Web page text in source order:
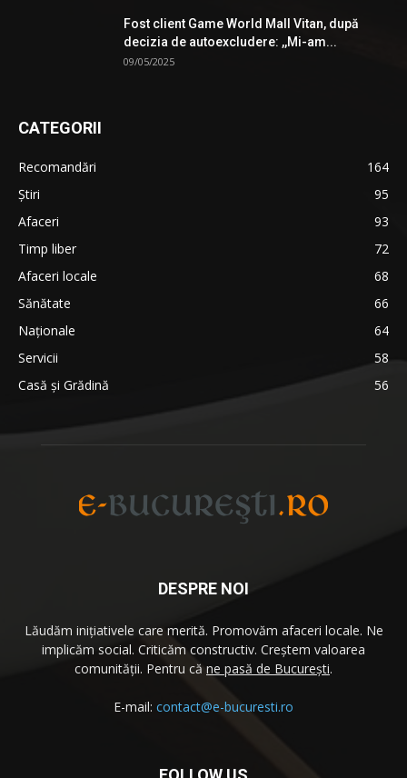
Fost client Game World Mall Vitan, după
decizia de autoexcludere: ,,Mi-am...
09/05/2025
CATEGORII
Recomandări
164
Știri
95
Afaceri
93
Timp liber
72
Afaceri locale
68
Sănătate
66
Naționale
64
Servicii
58
Casă și Grădină
56
DESPRE NOI
Lăudăm iniţiativele care merită. Promovăm afaceri locale. Ne
implicăm social. Criticăm constructiv. Creştem valoarea
comunităţii. Pentru că ne pasă de București.
E-mail: contact@e-bucuresti.ro